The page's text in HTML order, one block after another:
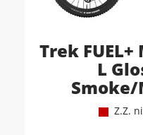
Trek FUEL+
L
Z.Z.